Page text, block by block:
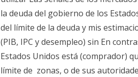
la deuda del gobierno de los
del límite de la deuda y mis
(PIB, IPC y desempleo) sin En
Estados Unidos está (comprador)
límite de zonas, o de sus